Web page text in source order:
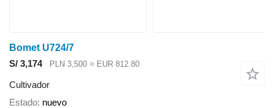
Bomet U724/7
S/ 3,174
PLN 3,500 ≈ EUR 812.80
Cultivador
Estado nuevo